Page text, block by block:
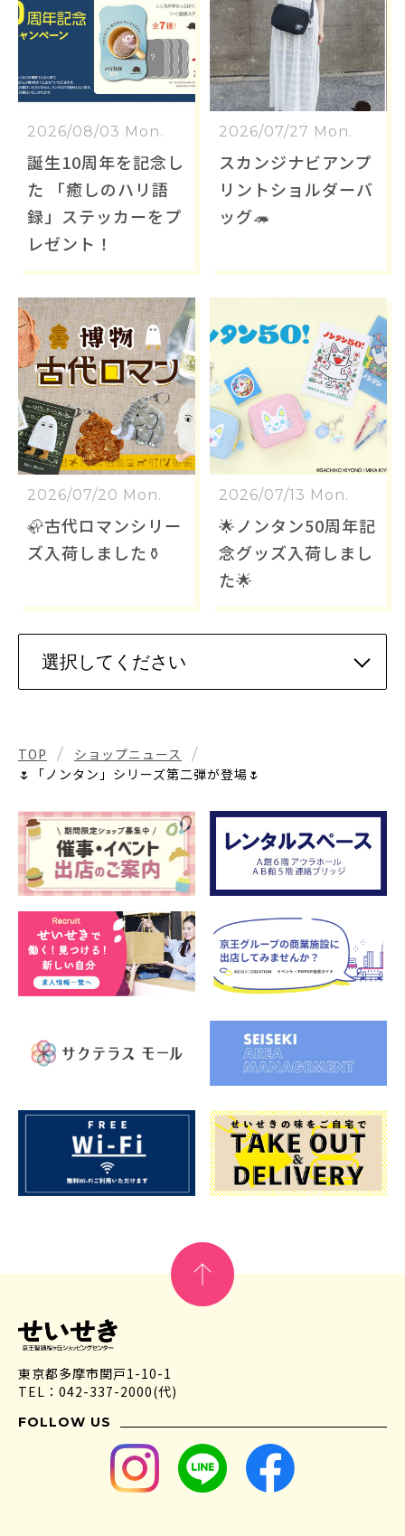
2026/08/03 Mon.
誕生10周年を記念し
た 「癒しのハリ語
録」ステッカーをプ
レゼント！
2026/07/27 Mon.
スカンジナビアンプ
リントショルダーバ
ッグ🦔
2026/07/20 Mon.
🦣古代ロマンシリー
ズ入荷しました⚱️
2026/07/13 Mon.
🌟ノンタン50周年記
念グッズ入荷しまし
た🌟
TOP
ショップニュース
🌷「ノンタン」シリーズ第二弾が登場🌷
東京都多摩市関戸1-10-1
TEL：042-337-2000(代)
FOLLOW US